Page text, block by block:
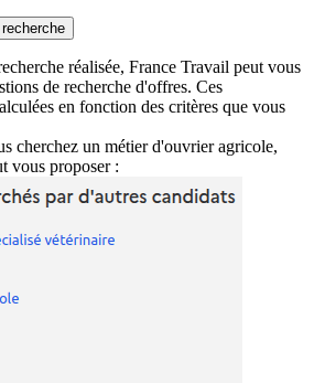
réalisée, France Travail peut vous
de recherche d'offres. Ces
en fonction des critères que vous
cherchez un métier d'ouvrier agricole,
vous proposer :